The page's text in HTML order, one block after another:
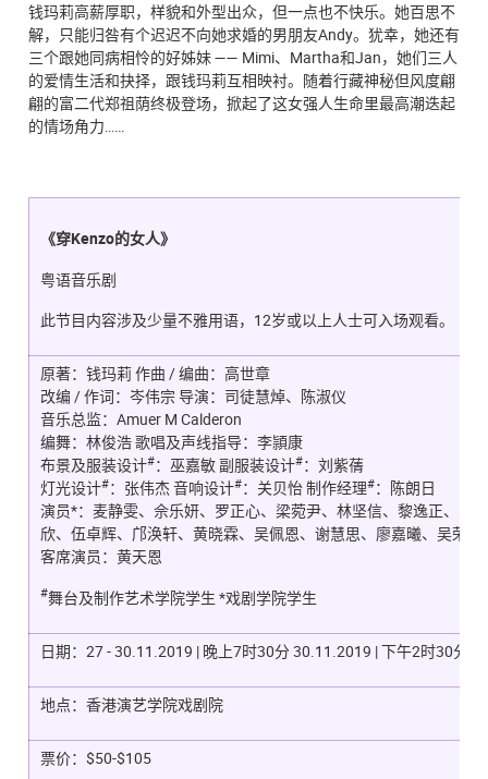
钱玛莉高薪厚职，样貌和外型出众，但一点也不快乐。她百思不
解，只能归咎有个迟迟不向她求婚的男朋友Andy。犹幸，她还有
三个跟她同病相怜的好姊妹 —— Mimi、Martha和Jan，她们三人
的爱情生活和抉择，跟钱玛莉互相映衬。随着行藏神秘但风度翩
翩的富二代郑祖荫终极登场，掀起了这女强人生命里最高潮迭起
的情场角力……
《穿Kenzo的女人》
粤语音乐剧
此节目内容涉及少量不雅用语，12岁或以上人士可入场观看。
原著：钱玛莉 作曲 / 编曲：高世章
改编 / 作词：岑伟宗 导演：司徒慧焯、陈淑仪
音乐总监：Amuer M Calderon
编舞：林俊浩 歌唱及声线指导：李頴康
布景及服装设计#：巫嘉敏 副服装设计#：刘紫蒨
灯光设计#：张伟杰 音响设计#：关贝怡 制作经理#：陈朗日
演员*：麦静雯、佘乐妍、罗正心、梁菀尹、林坚信、黎逸正、陈
欣、伍卓辉、邝涣轩、黄晓霖、吴佩恩、谢慧思、廖嘉曦、吴荣
客席演员：黄天恩
#舞台及制作艺术学院学生 *戏剧学院学生
日期：27 - 30.11.2019 | 晚上7时30分 30.11.2019 | 下午2时30分
地点：香港演艺学院戏剧院
票价：$50-$105